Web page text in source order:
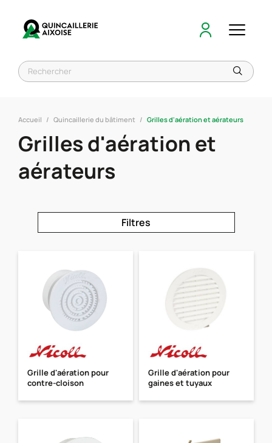
Accueil Quincaillerie du bâtiment Grilles d'aération et aérateurs
Grilles d'aération et
aérateurs
Filtres
Grille d'aération pour
contre-cloison
Grille d'aération pour
gaines et tuyaux